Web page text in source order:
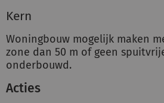
Kern
Woningbouw mogelijk maken
zone dan 50 m of geen
onderbouwd.
Acties